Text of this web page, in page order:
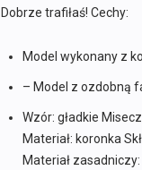
Dobrze trafiłaś! Cechy:
Model wykonany z
– Model z ozdobną
Wzór: gładkie
Materiał: koronka
Materiał